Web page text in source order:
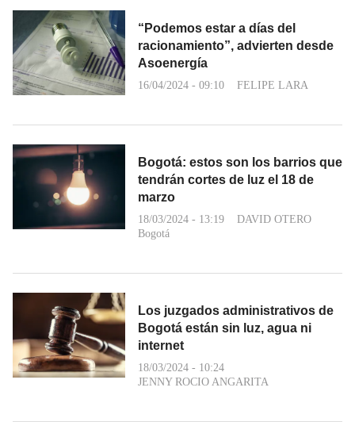
“Podemos estar a días del
racionamiento”, advierten desde
Asoenergía
16/04/2024 - 09:10 FELIPE LARA
Bogotá: estos son los barrios que
tendrán cortes de luz el 18 de
marzo
18/03/2024 - 13:19
DAVID OTERO
Bogotá
Los juzgados administrativos de
Bogotá están sin luz, agua ni
internet
18/03/2024 - 10:24
JENNY ROCIO ANGARITA